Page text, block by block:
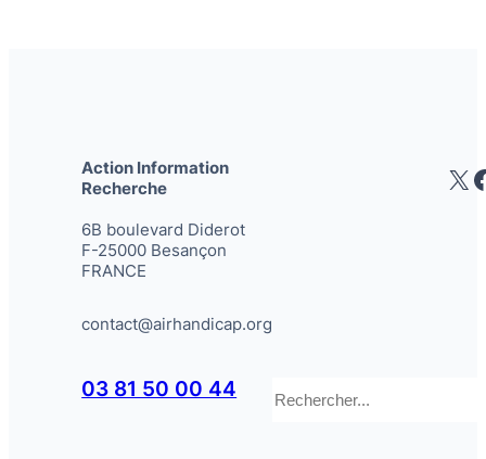
Action Information
Recherche
6B boulevard Diderot
F-25000 Besançon
FRANCE
contact@airhandicap.org
03 81 50 00 44
X